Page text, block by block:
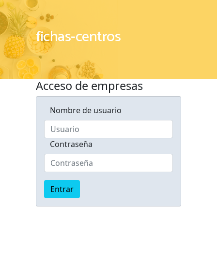
fichas-centros
Acceso de empresas
Nombre de usuario
Contraseña
Entrar